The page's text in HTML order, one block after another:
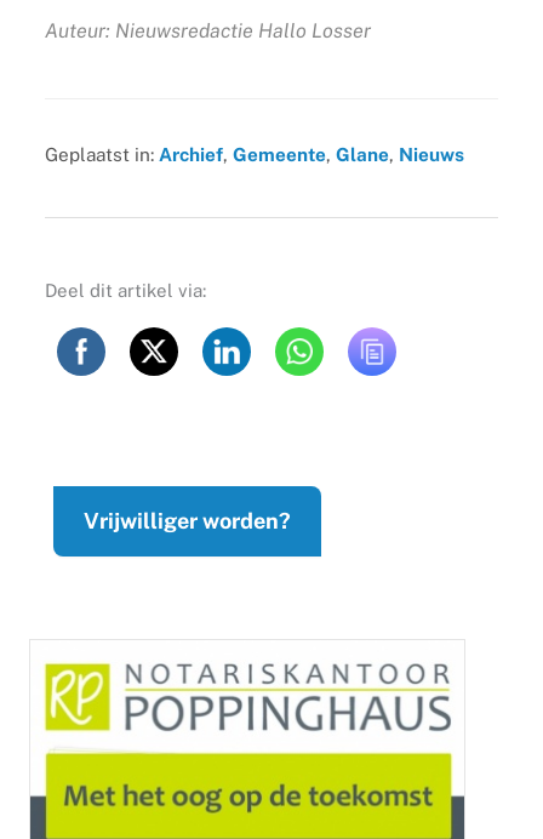
Auteur: Nieuwsredactie Hallo Losser
Geplaatst in: Archief, Gemeente, Glane, Nieuws
Deel dit artikel via:
Vrijwilliger worden?